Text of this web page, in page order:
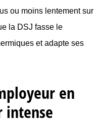
ou moins lentement sur
la DSJ fasse le
et adapte ses
en
intense